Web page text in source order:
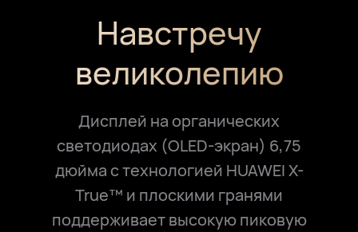
Навстречу
великолепию
Дисплей на органических
светодиодах (OLED-экран) 6,75
дюйма с технологией HUAWEI X-
True™ и плоскими гранями
поддерживает высокую пиковую